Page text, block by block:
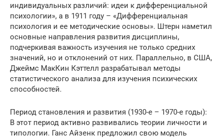
индивидуальных различий: идеи к дифференциальной
психологии», а в 1911 году – «Дифференциальная
психология и ее методические основы». Штерн наметил
основные направления развития дисциплины,
подчеркивая важность изучения не только средних
значений, но и отклонений от них. Параллельно, в США,
Джеймс МакКин Кэттелл разрабатывал методы
статистического анализа для изучения психических
способностей.
Период становления и развития (1930-е – 1970-е годы):
В этот период активно развивались теории личности и
типологии. Ганс Айзенк предложил свою модель